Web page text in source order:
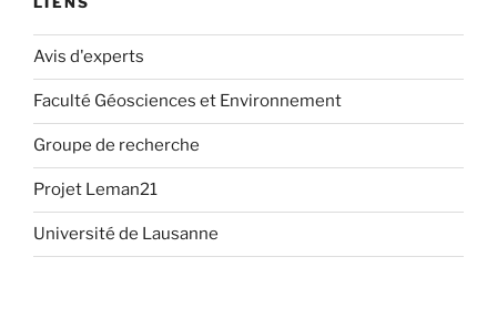
Avis d'experts
Faculté Géosciences et Environnement
Groupe de recherche
Projet Leman21
Université de Lausanne